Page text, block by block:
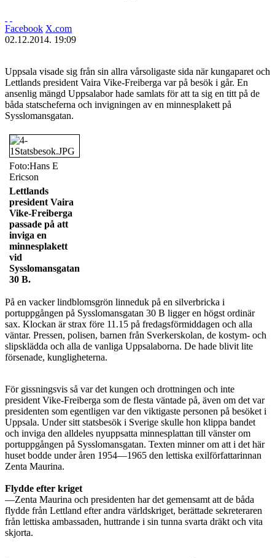
Facebook X.com
02.12.2014. 19:09
Uppsala visade sig från sin allra vårsoligaste sida när kungaparet och
Lettlands president Vaira Vike-Freiberga var på besök i går. En
ansenlig mängd Uppsalabor hade samlats för att ta sig en titt på de
båda statscheferna och invigningen av en minnesplakett på
Sysslomansgatan.
Foto:Hans E
Ericson
Lettlands
president Vaira
Vike-Freiberga
passade på att
inviga en
minnesplakett
vid
Sysslomansgatan
30 B.
På en vacker lindblomsgrön linneduk på en silverbricka i
portuppgången på Sysslomansgatan 30 B ligger en högst ordinär
sax. Klockan är strax före 11.15 på fredagsförmiddagen och alla
väntar. Pressen, polisen, barnen från Sverkerskolan, de kostym- och
slipsklädda och alla de vanliga Uppsalaborna. De hade blivit lite
försenade, kungligheterna.
För gissningsvis så var det kungen och drottningen och inte
president Vike-Freiberga som de flesta väntade på, även om det var
presidenten som egentligen var den viktigaste personen på besöket i
Uppsala. Under sitt statsbesök i Sverige skulle hon klippa bandet
och inviga den alldeles nyuppsatta minnesplattan till vänster om
portuppgången på Sysslomansgatan. Texten minner om att i det här
huset bodde under åren 1954—1965 den lettiska exilförfattarinnan
Zenta Maurina.
Flydde efter kriget
—Zenta Maurina och presidenten har det gemensamt att de båda
flydde från Lettland efter andra världskriget, berättade sekreteraren
från lettiska ambassaden, huttrande i sin tunna svarta dräkt och vita
skjorta.